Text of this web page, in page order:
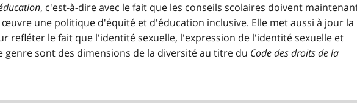
, c'est-à-dire avec le fait que les conseils scolaires doivent
une politique d'équité et d'éducation inclusive. Elle met aussi à jour la
refléter le fait que l'identité sexuelle, l'expression de l'identité sexuelle et
genre sont des dimensions de la diversité au titre du Code des droits de la